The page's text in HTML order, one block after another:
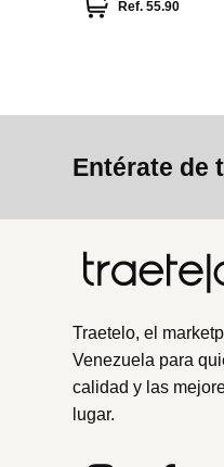
Ref.55.90
Entérate de
Traetelo, el
Venezuela para
calidad y las
lugar.